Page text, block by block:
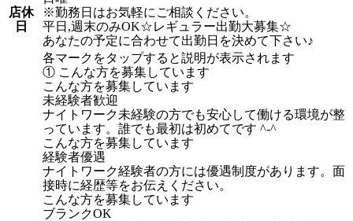
店休
日
※勤務日はお気軽にご相談ください。
平日,週末のみOK☆レギュラー出勤大募集☆
あなたの予定に合わせて出勤日を決めて下さい♪
各マークをタップすると説明が表示されます
① こんな方を募集しています
こんな方を募集しています
未経験者歓迎
ナイトワーク未経験の方でも安心して働ける環境が整
っています。誰でも最初は初めてです ^-^
こんな方を募集しています
経験者優遇
ナイトワーク経験者の方には優遇制度があります。面
接時に経歴等をお伝えください。
こんな方を募集しています
ブランクOK